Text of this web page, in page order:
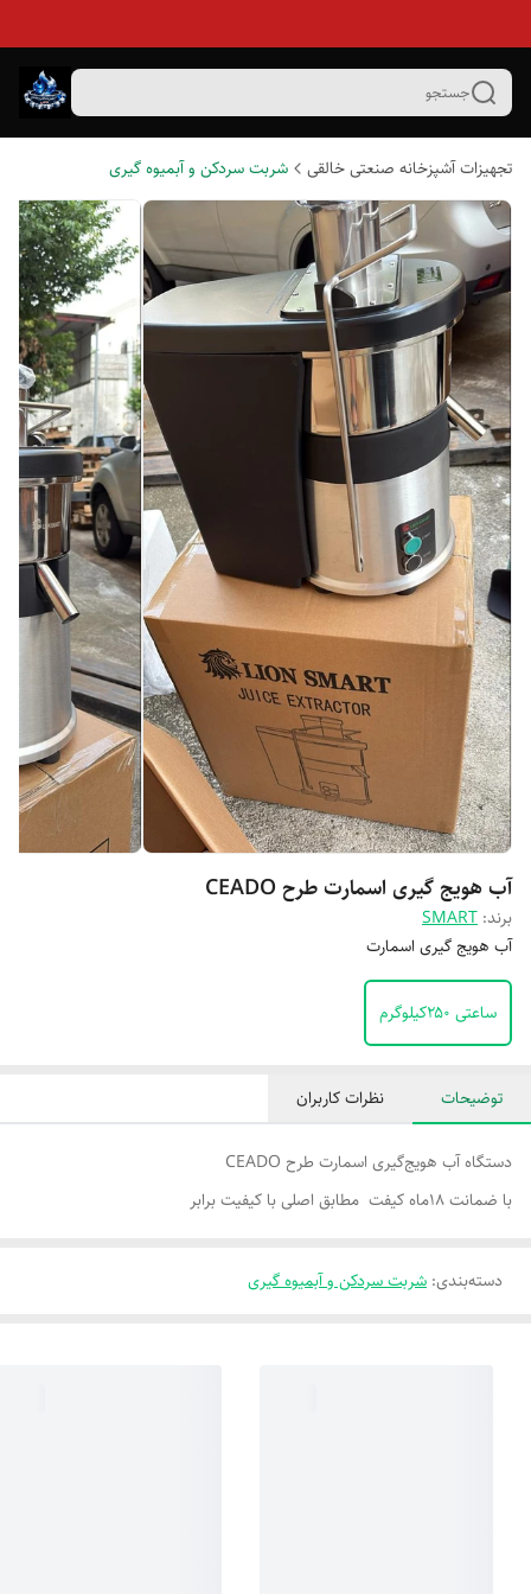
جستجو
تجهیزات آشپزخانه صنعتی خالقی شربت سردکن و آبمیوه گیری
آب هویج‌ گیری اسمارت طرح‌ CEADO
برند: SMART
آب هویج گیری اسمارت
ساعتی ۲۵۰کیلوگرم
توضیحات نظرات کاربران
دستگاه آب هویج‌گیری اسمارت طرح CEADO
با ضمانت ۱۸ماه کیفت مطابق اصلی با کیفیت برابر
دسته‌بندی: شربت سردکن و آبمیوه گیری